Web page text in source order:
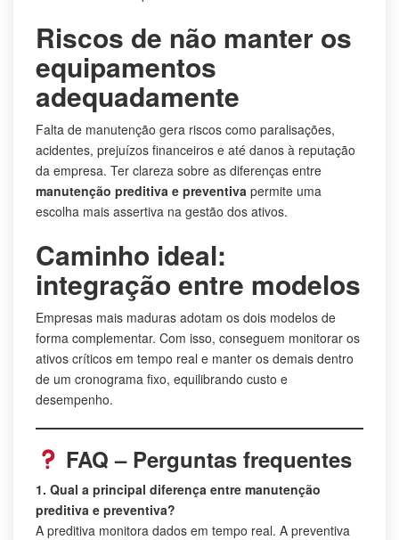
Riscos de não manter os
equipamentos
adequadamente
Falta de manutenção gera riscos como paralisações,
acidentes, prejuízos financeiros e até danos à reputação
da empresa. Ter clareza sobre as diferenças entre
manutenção preditiva e preventiva permite uma
escolha mais assertiva na gestão dos ativos.
Caminho ideal:
integração entre modelos
Empresas mais maduras adotam os dois modelos de
forma complementar. Com isso, conseguem monitorar os
ativos críticos em tempo real e manter os demais dentro
de um cronograma fixo, equilibrando custo e
desempenho.
FAQ – Perguntas frequentes
1. Qual a principal diferença entre manutenção
preditiva e preventiva?
A preditiva monitora dados em tempo real. A preventiva